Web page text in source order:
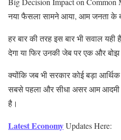
नया फैसला सामने आया, आम जनता के
हर बार की तरह इस बार भी सवाल
देगा या फिर उनकी जेब पर एक और बोझ
क्योंकि जब भी सरकार कोई बड़ा
सबसे पहला और सीधा असर आम आदमी
है।
Latest EconomyUpdates Here: